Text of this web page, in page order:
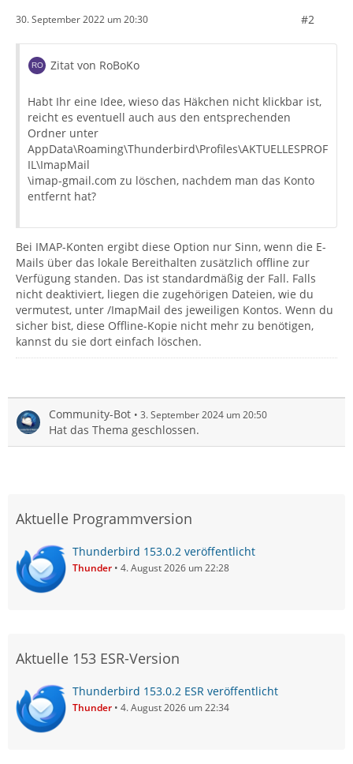
30. September 2022 um 20:30 #2
Zitat von RoBoKo
Habt Ihr eine Idee, wieso das Häkchen nicht klickbar ist,
reicht es eventuell auch aus den entsprechenden
Ordner unter
AppData\Roaming\Thunderbird\Profiles\AKTUELLESPROF
IL\ImapMail
\imap-gmail.com zu löschen, nachdem man das Konto
entfernt hat?
Bei IMAP-Konten ergibt diese Option nur Sinn, wenn die E-
Mails über das lokale Bereithalten zusätzlich offline zur
Verfügung standen. Das ist standardmäßig der Fall. Falls
nicht deaktiviert, liegen die zugehörigen Dateien, wie du
vermutest, unter /ImapMail des jeweiligen Kontos. Wenn du
sicher bist, diese Offline-Kopie nicht mehr zu benötigen,
kannst du sie dort einfach löschen.
Community-Bot 3. September 2024 um 20:50
Hat das Thema geschlossen.
Aktuelle Programmversion
Thunderbird 153.0.2 veröffentlicht
Thunder 4. August 2026 um 22:28
Aktuelle 153 ESR-Version
Thunderbird 153.0.2 ESR veröffentlicht
Thunder 4. August 2026 um 22:34